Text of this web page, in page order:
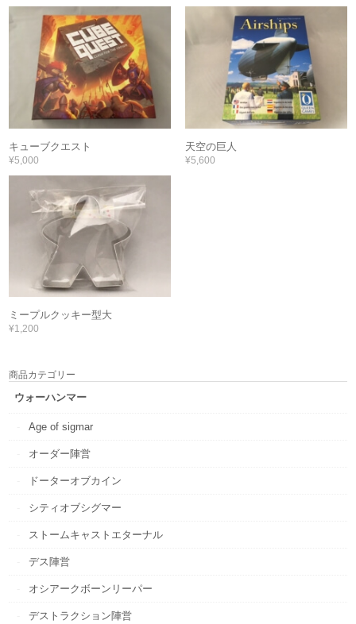
キューブクエスト
¥5,000
天空の巨人
¥5,600
ミープルクッキー型大
¥1,200
商品カテゴリー
ウォーハンマー
Age of sigmar
オーダー陣営
ドーターオブカイン
シティオブシグマー
ストームキャストエターナル
デス陣営
オシアークボーンリーパー
デストラクション陣営